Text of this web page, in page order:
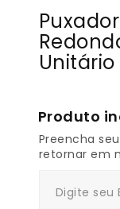
Unitário
Preencha
retornar em